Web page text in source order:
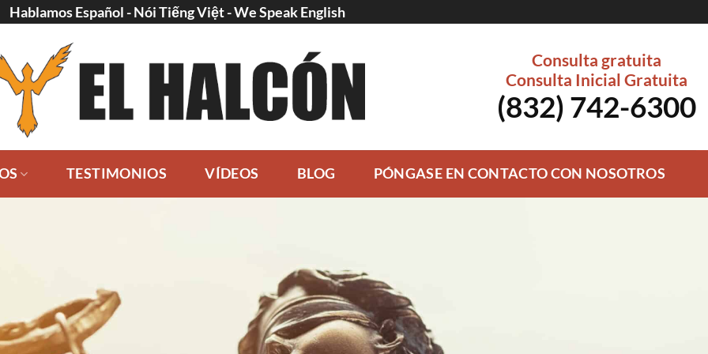
Hablamos Español - Nói Tiếng Việt - We Speak English
Consulta gratuita
Consulta Inicial Gratuita
(832) 742-6300
TESTIMONIOS VÍDEOS BLOG PÓNGASE EN CONTACTO CON NOSOTROS